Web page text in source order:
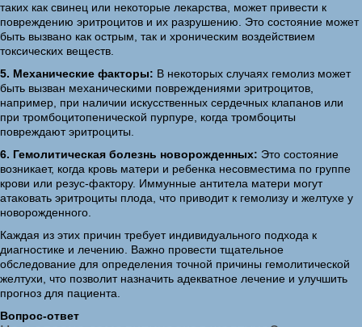
таких как свинец или некоторые лекарства, может привести к
повреждению эритроцитов и их разрушению. Это состояние может
быть вызвано как острым, так и хроническим воздействием
токсических веществ.
5. Механические факторы: В некоторых случаях гемолиз может
быть вызван механическими повреждениями эритроцитов,
например, при наличии искусственных сердечных клапанов или
при тромбоцитопенической пурпуре, когда тромбоциты
повреждают эритроциты.
6. Гемолитическая болезнь новорожденных: Это состояние
возникает, когда кровь матери и ребенка несовместима по группе
крови или резус-фактору. Иммунные антитела матери могут
атаковать эритроциты плода, что приводит к гемолизу и желтухе у
новорожденного.
Каждая из этих причин требует индивидуального подхода к
диагностике и лечению. Важно провести тщательное
обследование для определения точной причины гемолитической
желтухи, что позволит назначить адекватное лечение и улучшить
прогноз для пациента.
Вопрос-ответ